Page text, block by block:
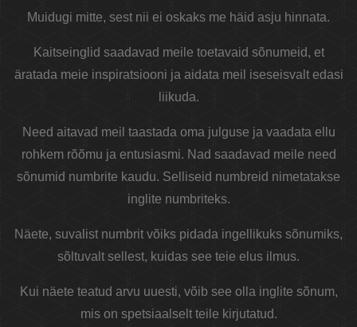
Muidugi mitte, sest nii ei oskaks me häid asju hinnata.
Kaitseinglid saadavad meile toetavaid sõnumeid, et
äratada meie inspiratsiooni ja aidata meil iseseisvalt edasi
liikuda.
Need aitavad meil taastada oma julguse ja vaadata ellu
rohkem rõõmu ja entusiasmi. Nad saadavad meile need
sõnumid numbrite kaudu. Selliseid numbreid nimetatakse
inglite numbriteks.
Näete, suvalist numbrit võiks pidada ingellikuks sõnumiks,
sõltuvalt sellest, kuidas see teie elus ilmus.
Kui näete teatud arvu uuesti, võib see olla inglite sõnum,
mis on spetsiaalselt teile kirjutatud.